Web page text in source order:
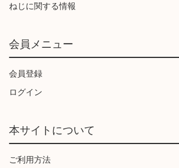
ねじに関する情報
会員メニュー
会員登録
ログイン
本サイトについて
ご利用方法